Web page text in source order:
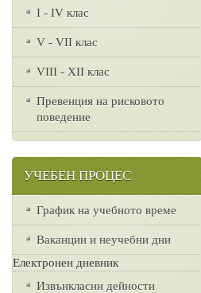
I - IV клас
V - VII клас
VІІІ - ХІІ клас
Превенция на рисковото
поведение
УЧЕБЕН ПРОЦЕС
График на учебното време
Ваканции и неучебни дни
Електронен дневник
Извънкласни дейности